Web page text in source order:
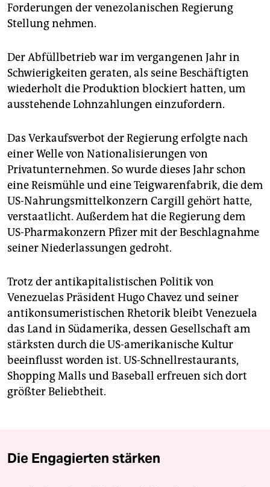
Forderungen der venezolanischen Regierung
Stellung nehmen.
Der Abfüllbetrieb war im vergangenen Jahr in
Schwierigkeiten geraten, als seine Beschäftigten
wiederholt die Produktion blockiert hatten, um
ausstehende Lohnzahlungen einzufordern.
Das Verkaufsverbot der Regierung erfolgte nach
einer Welle von Nationalisierungen von
Privatunternehmen. So wurde dieses Jahr schon
eine Reismühle und eine Teigwarenfabrik, die dem
US-Nahrungsmittelkonzern Cargill gehört hatte,
verstaatlicht. Außerdem hat die Regierung dem
US-Pharmakonzern Pfizer mit der Beschlagnahme
seiner Niederlassungen gedroht.
Trotz der antikapitalistischen Politik von
Venezuelas Präsident Hugo Chavez und seiner
antikonsumeristischen Rhetorik bleibt Venezuela
das Land in Südamerika, dessen Gesellschaft am
stärksten durch die US-amerikanische Kultur
beeinflusst worden ist. US-Schnellrestaurants,
Shopping Malls und Baseball erfreuen sich dort
größter Beliebtheit.
Die Engagierten stärken